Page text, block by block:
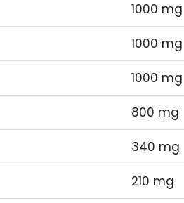
1000 mg
1000 mg
1000 mg
800 mg
340 mg
210 mg